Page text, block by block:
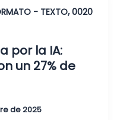
- TEXTO,0020
por la IA:
un 27% de
de 2025